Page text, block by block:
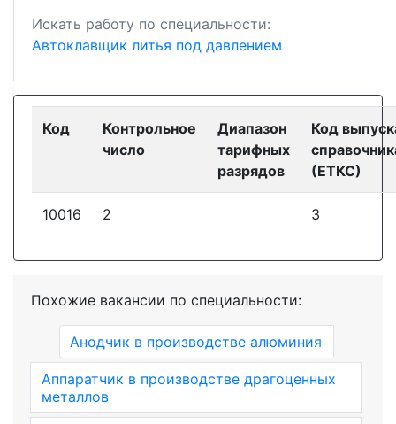
Искать работу по специальности:
Автоклавщик литья под давлением
Код
Контрольное
число
Диапазон
тарифных
разрядов
Код
(ЕТКС)
10016 2 3
Похожие вакансии по специальности:
Анодчик в производстве алюминия
Аппаратчик в производстве драгоценных
металлов